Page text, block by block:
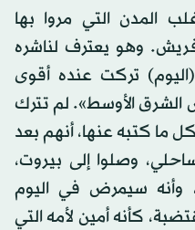
المدن التي مروا بها
وهو يعترف لناشره
تركت عنده أقوى
الشرق الأوسط». لم تترك
ما كتبه عنها، أنهم بعد
وصلوا إلى بيروت،
وأنه سيمرض في اليوم
كأنه أمين لأمه التي